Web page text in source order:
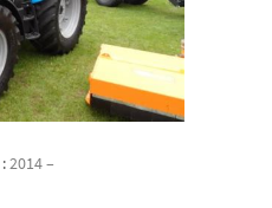
:2014 –